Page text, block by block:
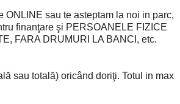
sau te asteptam la noi in parc,
finanţare şi PERSOANELE FIZICE
FARA DRUMURI LA BANCI, etc.
sau totală) oricând doriţi. Totul in max